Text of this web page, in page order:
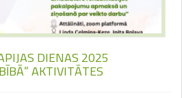
DIENAS 2025
AKTIVITĀTES